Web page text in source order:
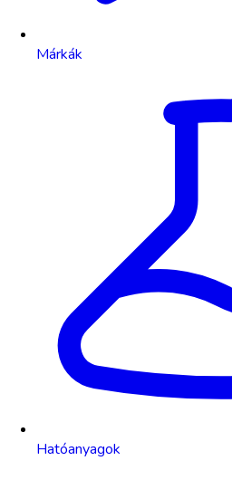
Márkák
Hatóanyagok